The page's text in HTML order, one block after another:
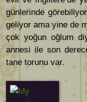
günlerinde
geliyor ama yine de
çok yoğun oğlum
annesi ile son
tane torunu var.